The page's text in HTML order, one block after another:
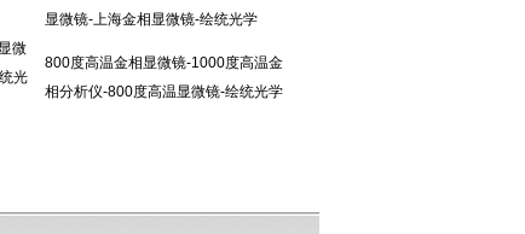
显微镜-上海金相显微镜-绘统光学
微
光
800度高温金相显微镜-1000度高温金
相分析仪-800度高温显微镜-绘统光学